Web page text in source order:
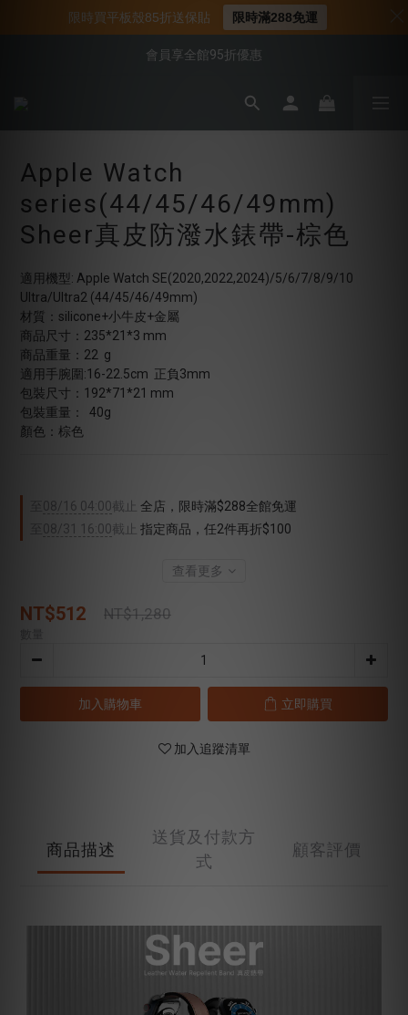
📍新客首購現折$50｜加入會員立即領取
📌年中下殺 手機殼3折起
會員享全館95折優惠
📍新客首購現折$50｜加入會員立即領取
Apple Watch
series(44/45/46/49mm)
Sheer真皮防潑水錶帶-棕色
適用機型: Apple Watch SE(2020,2022,2024)/5/6/7/8/9/10
Ultra/Ultra2 (44/45/46/49mm)
材質：silicone+小牛皮+金屬
商品尺寸：235*21*3 mm
商品重量：22  g
適用手腕圍:16-22.5cm  正負3mm
包裝尺寸：192*71*21 mm
包裝重量：  40g
顏色：棕色
08/16 04:00截止
全店，限時滿$288全館免運
08/31 16:00截止 指定商品，任2件再折$100
查看更多
NT$512 NT$1,280
加入購物車 立即購買
加入追蹤清單
商品描述
送貨及付款方
式
顧客評價
限時買平板殼85折送保貼 限時滿288免運